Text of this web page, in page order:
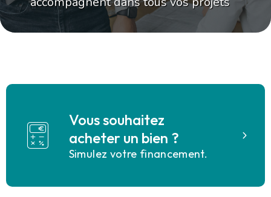
immobiliers, d'achats, de ventes de
Vous souhaitez
acheter un bien ?
Simulez votre financement.